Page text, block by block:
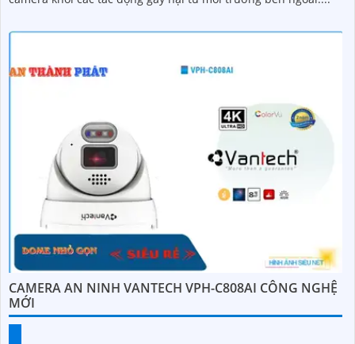
CAMERA AN NINH VANTECH VPH-C808AI CÔNG NGHỆ
MỚI